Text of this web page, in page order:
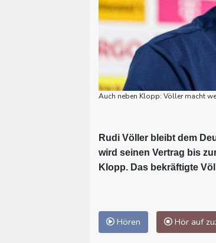
Auch neben Klopp: Völler macht
Rudi Völler bleibt dem
wird seinen Vertrag bis
Klopp. Das bekräftigte
Hören Hör auf